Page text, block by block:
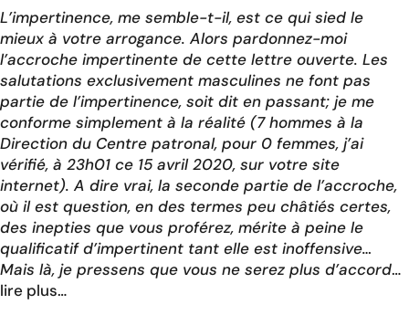
L’impertinence, me semble-t-il, est ce qui sied le
mieux à votre arrogance. Alors pardonnez-moi
l’accroche impertinente de cette lettre ouverte. Les
salutations exclusivement masculines ne font pas
partie de l’impertinence, soit dit en passant; je me
conforme simplement à la réalité (7 hommes à la
Direction du Centre patronal, pour 0 femmes, j’ai
vérifié, à 23h01 ce 15 avril 2020, sur votre site
internet). A dire vrai, la seconde partie de l’accroche,
où il est question, en des termes peu châtiés certes,
des inepties que vous proférez, mérite à peine le
qualificatif d’impertinent tant elle est inoffensive…
Mais là, je pressens que vous ne serez plus d’accord…
lire plus…